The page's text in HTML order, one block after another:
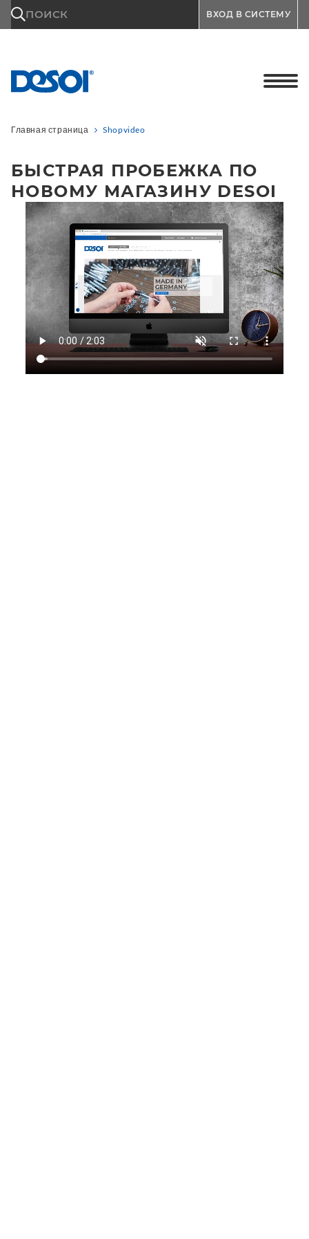
ПОИСК ВХОД В СИСТЕМУ
Главная страница Shopvideo
БЫСТРАЯ ПРОБЕЖКА ПО
НОВОМУ МАГАЗИНУ DESOI